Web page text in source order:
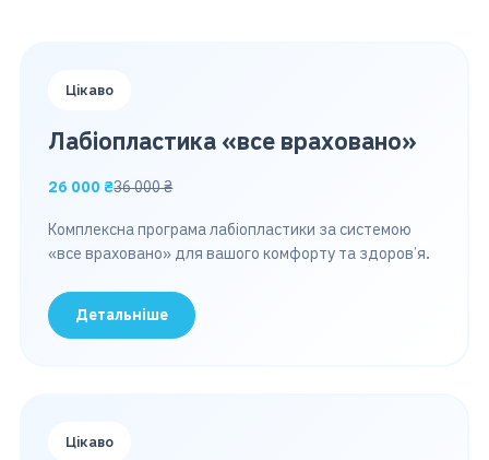
Цікаво
Лабіопластика «все враховано»
26 000 ₴36 000 ₴
Комплексна програма лабіопластики за системою
«все враховано» для вашого комфорту та здоров’я.
Детальніше
Цікаво